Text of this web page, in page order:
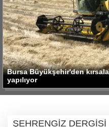
Bursa Büyükşehir'den
yapılıyor
ŞEHRENGİZ DERGİSİ